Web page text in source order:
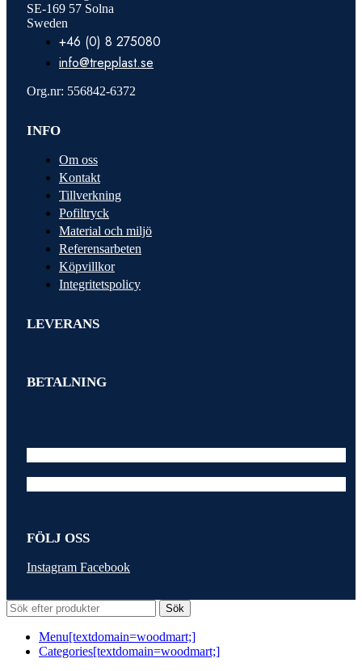
SE-169 57 Solna
Sweden
+46 (0) 8 275080
info@trepplast.se
Org.nr: 556842-6372
INFO
Om oss
Kontakt
Tillverkning
Pofiltryck
Material och miljö
Referensarbeten
Köpvillkor
Integritetspolicy
LEVERANS
BETALNING
FÖLJ OSS
Instagram Facebook
Sök
Menu[textdomain=woodmart;]
Categories[textdomain=woodmart;]